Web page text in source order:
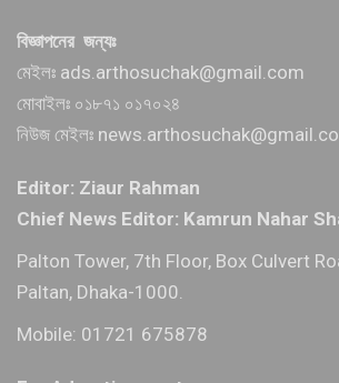
বিজ্ঞাপনের জন্যঃ
মেইলঃ ads.arthosuchak@gmail.com
মোবাইলঃ ০১৮৭১ ০১৭০২৪
নিউজ মেইলঃ
Editor: Ziaur Rahman
Chief News Editor: Kamrun Nahar
Palton Tower, 7th Floor, Box Culvert
Paltan, Dhaka-1000.
Mobile: 01721 675878